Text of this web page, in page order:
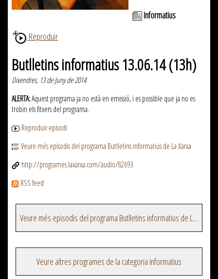
Informatius
Reproduir
Butlletins informatius 13.06.14 (13h)
Divendres, 13 de Juny de 2014
ALERTA:Aquest programa ja no està en emissió, i es possible que ja no es
trobin els fitxers del programa.
Reproduir episodi
Veure més episodis del programa Butlletins informatius de La Xarxa
http://programes.laxarxa.com/audio/82693
RSS feed
Veure més episodis del programa Butlletins informatius de La Xarxa
Veure altres programes de la categoria informatius